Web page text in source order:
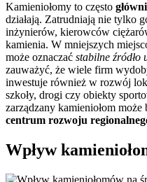
Kamieniołomy to często
działają. Zatrudniają nie tylko
inżynierów, kierowców
kamienia. W mniejszych
może oznaczać stabilne źródło
zauważyć, że wiele firm
inwestuje również w rozwój
szkoły, drogi czy obiekty
zarządzany kamieniołom
centrum rozwoju
Wpływ